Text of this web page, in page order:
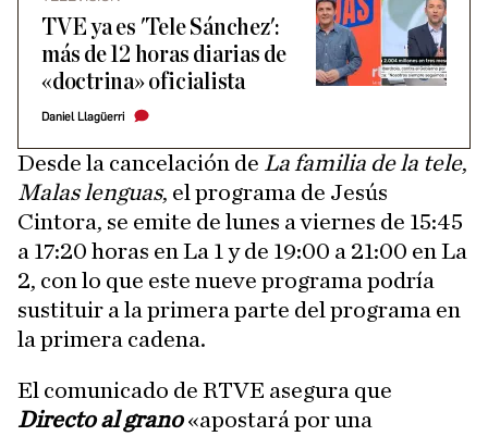
TVE ya es 'Tele Sánchez':
más de 12 horas diarias de
«doctrina» oficialista
Daniel Llagüerri
Desde la cancelación de La familia de la tele,
Malas lenguas, el programa de Jesús
Cintora, se emite de lunes a viernes de 15:45
a 17:20 horas en La 1 y de 19:00 a 21:00 en La
2, con lo que este nueve programa podría
sustituir a la primera parte del programa en
la primera cadena.
El comunicado de RTVE asegura que
Directo al grano«apostará por una